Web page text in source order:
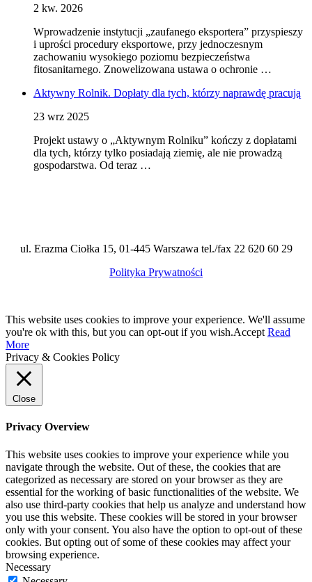
2 kw. 2026
Wprowadzenie instytucji „zaufanego eksportera” przyspieszy
i uprości procedury eksportowe, przy jednoczesnym
zachowaniu wysokiego poziomu bezpieczeństwa
fitosanitarnego. Znowelizowana ustawa o ochronie …
Aktywny Rolnik. Dopłaty dla tych, którzy naprawdę pracują
23 wrz 2025
Projekt ustawy o „Aktywnym Rolniku” kończy z dopłatami
dla tych, którzy tylko posiadają ziemię, ale nie prowadzą
gospodarstwa. Od teraz …
ul. Erazma Ciołka 15, 01-445 Warszawa tel./fax 22 620 60 29
Polityka Prywatności
This website uses cookies to improve your experience. We'll assume
you're ok with this, but you can opt-out if you wish.Accept Read
More
Privacy & Cookies Policy
Close
Privacy Overview
This website uses cookies to improve your experience while you
navigate through the website. Out of these, the cookies that are
categorized as necessary are stored on your browser as they are
essential for the working of basic functionalities of the website. We
also use third-party cookies that help us analyze and understand how
you use this website. These cookies will be stored in your browser
only with your consent. You also have the option to opt-out of these
cookies. But opting out of some of these cookies may affect your
browsing experience.
Necessary